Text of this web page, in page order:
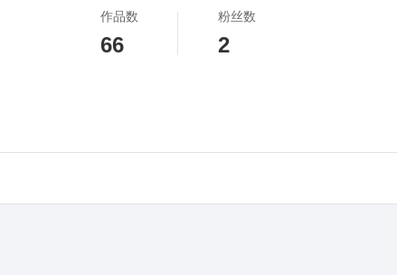
作品数
66
粉丝数
2